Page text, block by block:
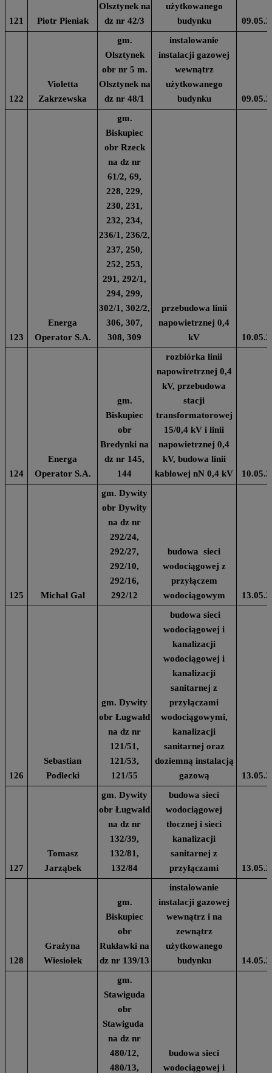
121 Piotr Pieniak
Olsztynek na
dz nr 42/3
użytkowanego
budynku
122
Violetta
Zakrzewska
gm.
Olsztynek
obr nr 5 m.
Olsztynek na
dz nr 48/1
instalowanie
instalacji gazowej
wewnątrz
użytkowanego
budynku
123
Energa
Operator S.A.
gm.
Biskupiec
obr Rzeck
na dz nr
61/2, 69,
228, 229,
230, 231,
232, 234,
236/1, 236/2,
237, 250,
252, 253,
291, 292/1,
294, 299,
302/1, 302/2,
306, 307,
308, 309
przebudowa linii
napowietrznej 0,4
kV
124
Energa
Operator S.A.
gm.
Biskupiec
obr
Bredynki na
dz nr 145,
144
rozbiórka linii
napowiretrznej 0,4
kV, przebudowa
stacji
transformatorowej
15/0,4 kV i linii
napowietrznej 0,4
kV, budowa linii
kablowej nN 0,4 kV
125 Michał Gal
gm. Dywity
obr Dywity
na dz nr
292/24,
292/27,
292/10,
292/16,
292/12
budowa sieci
wodociągowej z
przyłączem
wodociągowym
126
Sebastian
Podlecki
gm. Dywity
obr Ługwałd
na dz nr
121/51,
121/53,
121/55
budowa sieci
wodociągowej i
kanalizacji
wodociągowej i
kanalizacji
sanitarnej z
przyłączami
wodociągowymi,
kanalizacji
sanitarnej oraz
doziemną instalacją
gazową
127
Tomasz
Jarząbek
gm. Dywity
obr Ługwałd
na dz nr
132/39,
132/81,
132/84
budowa sieci
wodociągowej
tłocznej i sieci
kanalizacji
sanitarnej z
przyłączami
128
Grażyna
Wiesiołek
gm.
Biskupiec
obr
Rukławki na
dz nr 139/13
instalowanie
instalacji gazowej
wewnątrz i na
zewnątrz
użytkowanego
budynku
gm.
Stawiguda
obr
Stawiguda
na dz nr
480/12,
480/13,
budowa sieci
wodociągowej i